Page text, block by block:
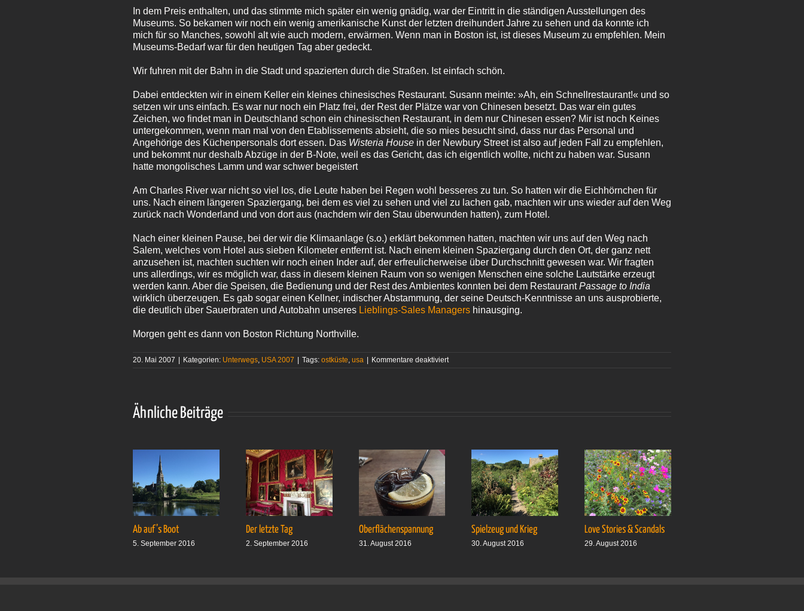
In dem Preis enthalten, und das stimmte mich später ein wenig gnädig, war der Eintritt in die ständigen Ausstellungen des
Museums. So bekamen wir noch ein wenig amerikanische Kunst der letzten dreihundert Jahre zu sehen und da konnte ich
mich für so Manches, sowohl alt wie auch modern, erwärmen. Wenn man in Boston ist, ist dieses Museum zu empfehlen. Mein
Museums-Bedarf war für den heutigen Tag aber gedeckt.
Wir fuhren mit der Bahn in die Stadt und spazierten durch die Straßen. Ist einfach schön.
Dabei entdeckten wir in einem Keller ein kleines chinesisches Restaurant. Susann meinte: »Ah, ein Schnellrestaurant!« und so
setzen wir uns einfach. Es war nur noch ein Platz frei, der Rest der Plätze war von Chinesen besetzt. Das war ein gutes
Zeichen, wo findet man in Deutschland schon ein chinesischen Restaurant, in dem nur Chinesen essen? Mir ist noch Keines
untergekommen, wenn man mal von den Etablissements absieht, die so mies besucht sind, dass nur das Personal und
Angehörige des Küchenpersonals dort essen. Das Wisteria House in der Newbury Street ist also auf jeden Fall zu empfehlen,
und bekommt nur deshalb Abzüge in der B‑Note, weil es das Gericht, das ich eigentlich wollte, nicht zu haben war. Susann
hatte mongolisches Lamm und war schwer begeistert
Am Charles River war nicht so viel los, die Leute haben bei Regen wohl besseres zu tun. So hatten wir die Eichhörnchen für
uns. Nach einem längeren Spaziergang, bei dem es viel zu sehen und viel zu lachen gab, machten wir uns wieder auf den Weg
zurück nach Wonderland und von dort aus (nachdem wir den Stau überwunden hatten), zum Hotel.
Nach einer kleinen Pause, bei der wir die Klimaanlage (s.o.) erklärt bekommen hatten, machten wir uns auf den Weg nach
Salem, welches vom Hotel aus sieben Kilometer entfernt ist. Nach einem kleinen Spaziergang durch den Ort, der ganz nett
anzusehen ist, machten suchten wir noch einen Inder auf, der erfreulicherweise über Durchschnitt gewesen war. Wir fragten
uns allerdings, wir es möglich war, dass in diesem kleinen Raum von so wenigen Menschen eine solche Lautstärke erzeugt
werden kann. Aber die Speisen, die Bedienung und der Rest des Ambientes konnten bei dem RestaurantPassage to India
wirklich überzeugen. Es gab sogar einen Kellner, indischer Abstammung, der seine Deutsch-Kenntnisse an uns ausprobierte,
die deutlich über Sauerbraten und Autobahn unseres Lieblings-Sales Managers hinausging.
Morgen geht es dann von Boston Richtung Northville.
20. Mai 2007 | Kategorien: Unterwegs USA 2007 | Tags: ostküste usa | Kommentare deaktiviertfür
Ähnliche Beiträge
Ab auf’s Boot
5. September 2016
Der letzte Tag
2. September 2016
Oberflächenspannung
31. August 2016
Spielzeug und Krieg
30. August 2016
Love Stories & Scandals
29. August 2016